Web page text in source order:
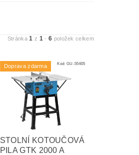
Stránka1 z 1 - 6 položek celkem
Doprava zdarma Kód: GU-55605
STOLNÍ KOTOUČOVÁ
PILA GTK 2000 A